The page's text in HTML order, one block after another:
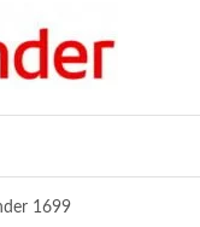
1699